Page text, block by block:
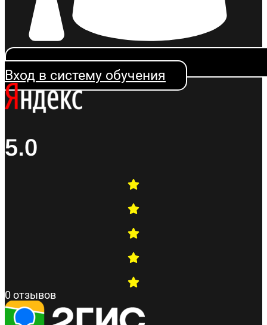
Вход в систему обучения
5.0
0 отзывов